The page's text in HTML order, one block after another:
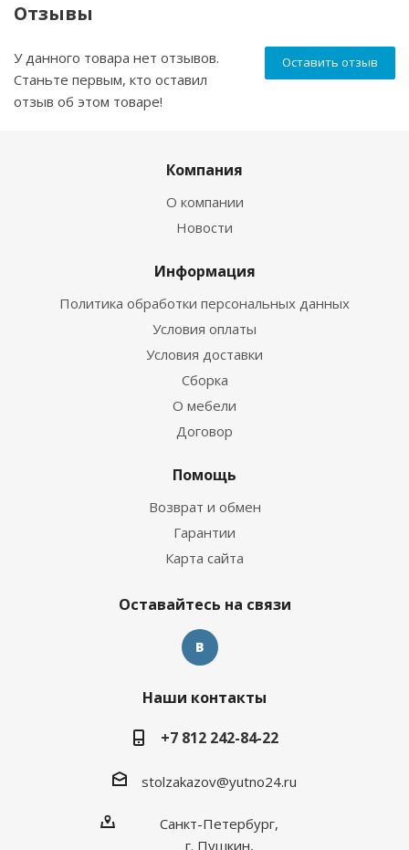
Отзывы
Оставить отзыв
У данного товара нет отзывов.
Станьте первым, кто оставил
отзыв об этом товаре!
Компания
О компании
Новости
Информация
Политика обработки персональных данных
Условия оплаты
Условия доставки
Сборка
О мебели
Договор
Помощь
Возврат и обмен
Гарантии
Карта сайта
Оставайтесь на связи
Наши контакты
+7 812 242-84-22
stolzakazov@yutno24.ru
Санкт-Петербург,
г. Пушкин,